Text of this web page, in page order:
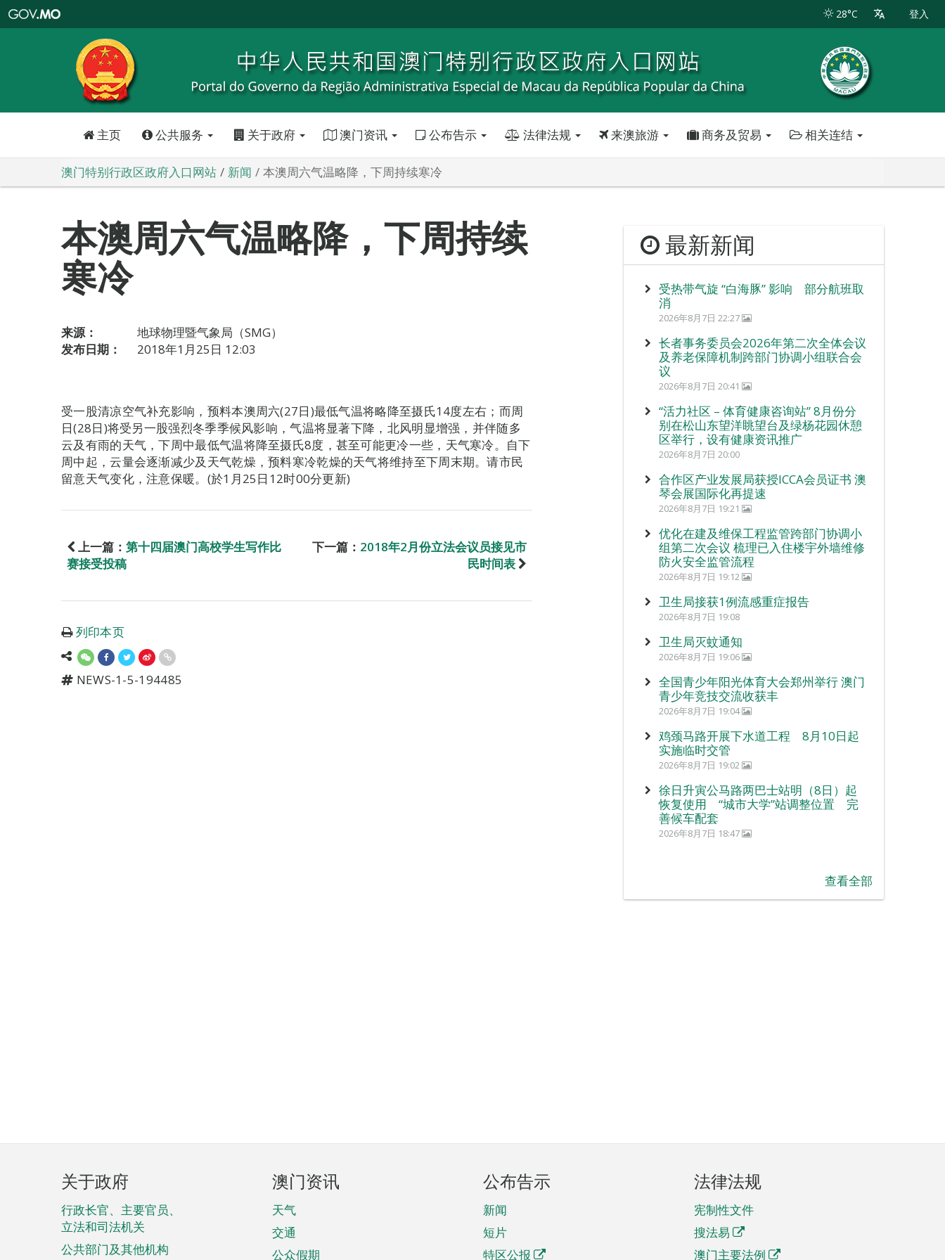
特
政
区
政
口
28°C 登入
主页 公共服务 关于政府 澳门资讯 公布告示 法律法规 来澳旅游 商务及贸易 相关连结
澳门特别行政区政府入口网站 新闻 本澳周六气温略降，下周持续寒冷
本澳周六气温略降，下周持续
寒冷
来源：
地球物理暨气象局（SMG）
发布日期：
2018年1月25日 12:03
受一股清凉空气补充影响，预料本澳周六(27日)最低气温将略降至摄氏14度左右；而周
日(28日)将受另一股强烈冬季季候风影响，气温将显著下降，北风明显增强，并伴随多
云及有雨的天气，下周中最低气温将降至摄氏8度，甚至可能更冷一些，天气寒冷。自下
周中起，云量会逐渐减少及天气乾燥，预料寒冷乾燥的天气将维持至下周末期。请市民
留意天气变化，注意保暖。(於1月25日12时00分更新)
上一篇： 第十四届澳门高校学生写作比
赛接受投稿
下一篇： 2018年2月份立法会议员接见市
民时间表
列印本页
NEWS-1-5-194485
最新新闻
受热带气旋 “白海豚” 影响 部分航班取
消
2026年8月7日 22:27
长者事务委员会2026年第二次全体会议
及养老保障机制跨部门协调小组联合会
议
2026年8月7日 20:41
“活力社区 – 体育健康咨询站” 8月份分
别在松山东望洋眺望台及绿杨花园休憩
区举行，设有健康资讯推广
2026年8月7日 20:00
合作区产业发展局获授ICCA会员证书 澳
琴会展国际化再提速
2026年8月7日 19:21
优化在建及维保工程监管跨部门协调小
组第二次会议 梳理已入住楼宇外墙维修
防火安全监管流程
2026年8月7日 19:12
卫生局接获1例流感重症报告
2026年8月7日 19:08
卫生局灭蚊通知
2026年8月7日 19:06
全国青少年阳光体育大会郑州举行 澳门
青少年竞技交流收获丰
2026年8月7日 19:04
鸡颈马路开展下水道工程 8月10日起
实施临时交管
2026年8月7日 19:02
徐日升寅公马路两巴士站明（8日）起
恢复使用 “城市大学”站调整位置 完
善候车配套
2026年8月7日 18:47
查看全部
页
脚
菜
单
关于政府
行政长官、主要官员、
立法和司法机关
公共部门及其他机构
澳门资讯
天气
交通
公众假期
公布告示
新闻
短片
特区公报
法律法规
宪制性文件
搜法易
澳门主要法例